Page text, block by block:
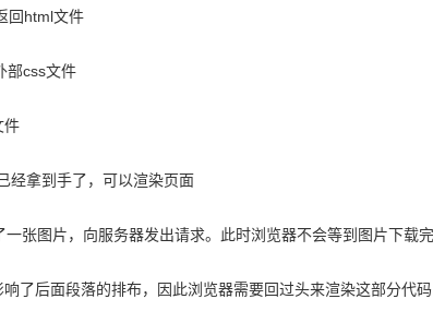
回html文件
部css文件
件
经拿到手了，可以渲染页面
一张图片，向服务器发出请求。此时浏览器不会等到图片下载
了后面段落的排布，因此浏览器需要回过头来渲染这部分代码